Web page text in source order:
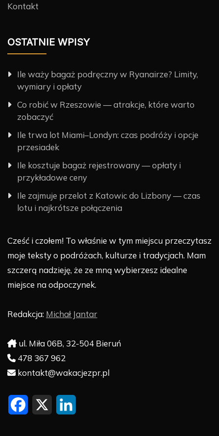
Kontakt
OSTATNIE WPISY
Ile waży bagaż podręczny w Ryanairze? Limity,
wymiary i opłaty
Co robić w Rzeszowie — atrakcje, które warto
zobaczyć
Ile trwa lot Miami–Londyn: czas podróży i opcje
przesiadek
Ile kosztuje bagaż rejestrowany — opłaty i
przykładowe ceny
Ile zajmuje przelot z Katowic do Lizbony — czas
lotu i najkrótsze połączenia
Cześć i czołem! To właśnie w tym miejscu przeczytasz
moje teksty o podróżach, kulturze i tradycjach. Mam
szczerą nadzieję, że ze mną wybierzesz idealne
miejsce na odpoczynek.
Redakcja: Michał Jantar
ul. Miła 06B, 32-504 Bieruń
478 367 962
kontakt@wakacjezpr.pl
F X